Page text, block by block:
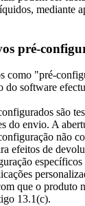
mediante
pré-
como "pré-
do software
são
do envio. A
não
efeitos de
que o produto
13.1(c).